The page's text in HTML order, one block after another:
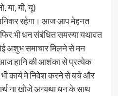
या, यी, यू)
रहेगा। आज आप मेहनत
भी धन संबंधित समस्या यथावत
अशुभ समाचार मिलने से मन
आज हानि की आशंका से प्रत्येक
कार्य मे निवेश करने से बचे और
ना खोजे अन्यथा धन के साथ